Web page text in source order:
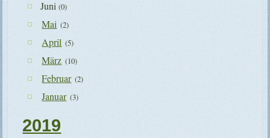
Juni(0)
Mai (2)
April (5)
März (10)
Februar (2)
Januar (3)
2019